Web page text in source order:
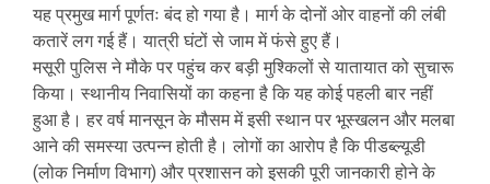
यह प्रमुख मार्ग पूर्णतः बंद हो गया है। मार्ग के दोनों ओर वाहनों की लंबी
कतारें लग गई हैं। यात्री घंटों से जाम में फंसे हुए हैं।
मसूरी पुलिस ने मौके पर पहुंच कर बड़ी मुश्किलों से यातायात को सुचारू
किया। स्थानीय निवासियों का कहना है कि यह कोई पहली बार नहीं
हुआ है। हर वर्ष मानसून के मौसम में इसी स्थान पर भूस्खलन और मलबा
आने की समस्या उत्पन्न होती है। लोगों का आरोप है कि पीडब्ल्यूडी
(लोक निर्माण विभाग) और प्रशासन को इसकी पूरी जानकारी होने के